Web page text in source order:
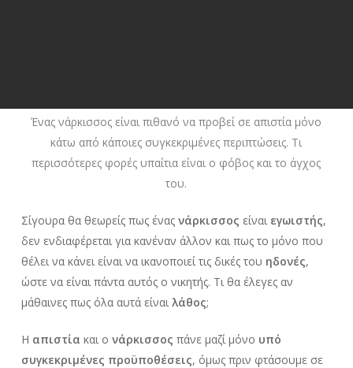
Ένας νάρκισσος είναι πιθανό να προβεί σε απιστία μόνο
κάτω από κάποιες συγκεκριμένες περιπτώσεις. Τι
περισσότερες φορές υπαίτια είναι ο φόβος και το άγχος
του.
Σίγουρα θα θεωρείς πως ένας νάρκισσος είναι εγωιστής,
δεν ενδιαφέρεται για κανέναν άλλον και πως το μόνο που
θέλει να κάνει είναι να ικανοποιεί τις δικές του ηδονές,
ώστε να είναι πάντα αυτός ο νικητής. Τι θα έλεγες αν
μάθαινες πως όλα αυτά είναι λάθος;
Η απιστία και ο νάρκισσος πάνε μαζί μόνο υπό
συγκεκριμένες προϋποθέσεις, όμως πριν φτάσουμε σε